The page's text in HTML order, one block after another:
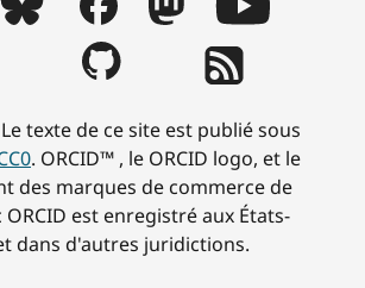
Le texte de ce site est publié sous
. ORCID™ , le ORCID logo, et le
des marques de commerce de
ORCID est enregistré aux États-
dans d'autres juridictions.